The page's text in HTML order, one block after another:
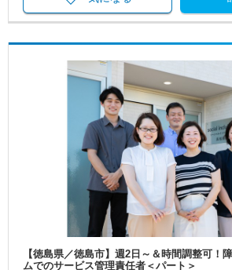
【徳島県／徳島市】週2日～＆時間調整可！
ムでのサービス管理責任者＜パート＞